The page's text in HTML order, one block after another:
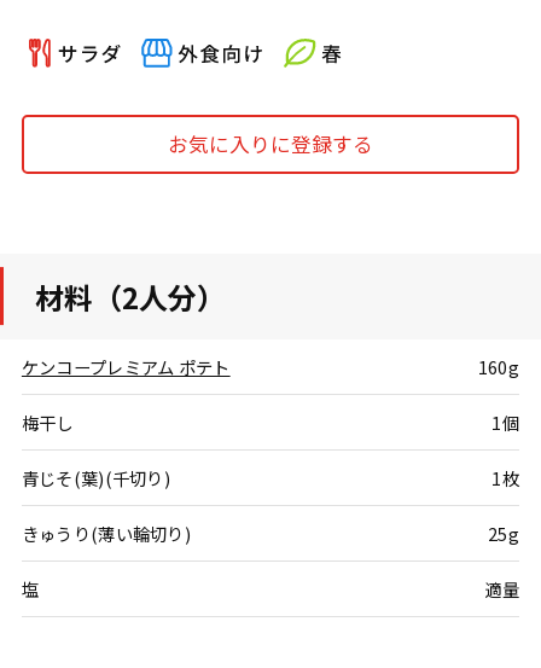
お気に入りに登録する
材料（2人分）
ケンコープレミアム ポテト 160g
梅干し 1個
青じそ(葉)(千切り) 1枚
きゅうり(薄い輪切り) 25g
塩 適量